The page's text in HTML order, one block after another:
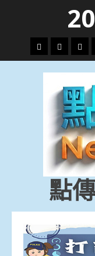
content頭
條
財
經
地
方.
會
點